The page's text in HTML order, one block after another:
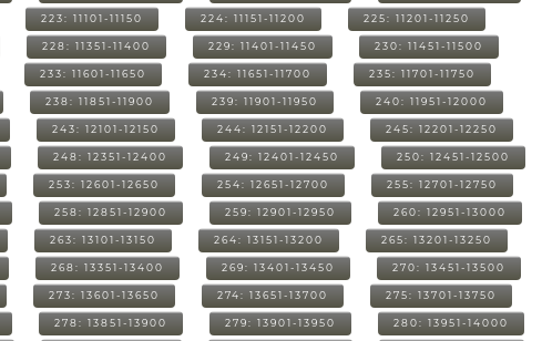
223: 11101-11150 224: 11151-11200 225: 11201-11250
228: 11351-11400 229: 11401-11450 230: 11451-11500
233: 11601-11650 234: 11651-11700 235: 11701-11750
238: 11851-11900 239: 11901-11950 240: 11951-12000
243: 12101-12150 244: 12151-12200 245: 12201-12250
248: 12351-12400 249: 12401-12450 250: 12451-12500
253: 12601-12650 254: 12651-12700 255: 12701-12750
258: 12851-12900 259: 12901-12950 260: 12951-13000
263: 13101-13150 264: 13151-13200 265: 13201-13250
268: 13351-13400 269: 13401-13450 270: 13451-13500
273: 13601-13650 274: 13651-13700 275: 13701-13750
278: 13851-13900 279: 13901-13950 280: 13951-14000